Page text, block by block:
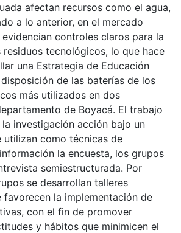
afectan recursos como el agua,
a lo anterior, en el mercado
controles claros para la
tecnológicos, lo que hace
una Estrategia de Educación
de las baterías de los
más utilizados en dos
de Boyacá. El trabajo
investigación acción bajo un
utilizan como técnicas de
la encuesta, los grupos
semiestructurada. Por
se desarrollan talleres
favorecen la implementación de
con el fin de promover
y hábitos que minimicen el